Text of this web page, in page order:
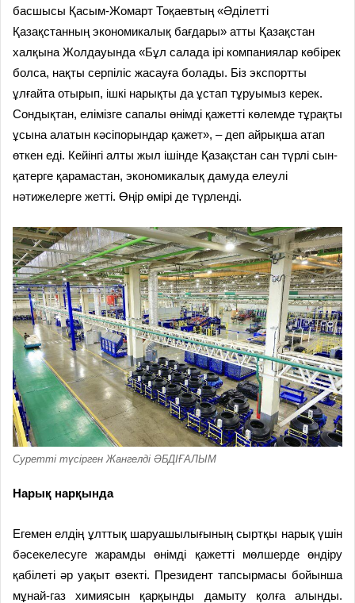
басшысы Қасым-Жомарт Тоқаевтың «Әділетті
Қазақстанның экономикалық бағдары» атты Қазақстан
халқына Жолдауында «Бұл салада ірі компаниялар көбірек
болса, нақты серпіліс жасауға болады. Біз экспортты
ұлғайта отырып, ішкі нарықты да ұстап тұруымыз керек.
Сондықтан, елімізге сапалы өнімді қажетті көлемде тұрақты
ұсына алатын кәсіпорындар қажет», – деп айрықша атап
өткен еді. Кейінгі алты жыл ішінде Қазақстан сан түрлі сын-
қатерге қарамастан, экономикалық дамуда елеулі
нәтижелерге жетті. Өңір өмірі де түрленді.
Суретті түсірген Жангелді ӘБДІҒАЛЫМ
Нарық нарқында
Егемен елдің ұлттық шаруашылығының сыртқы нарық үшін
бәсекелесуге жарамды өнімді қажетті мөлшерде өндіру
қабілеті әр уақыт өзекті. Президент тапсырмасы бойынша
мұнай-газ химиясын қарқынды дамыту қолға алынды.